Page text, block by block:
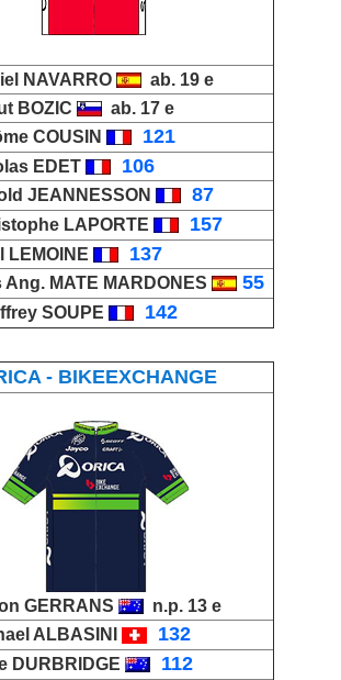
NAVARRO
ab. 19 e
BOZIC
ab. 17 e
COUSIN 121
EDET 106
JEANNESSON 87
LAPORTE 157
LEMOINE 137
Ang. MATE MARDONES 55
SOUPE 142
- BIKEEXCHANGE
GERRANS
n.p. 13 e
ALBASINI 132
DURBRIDGE 112